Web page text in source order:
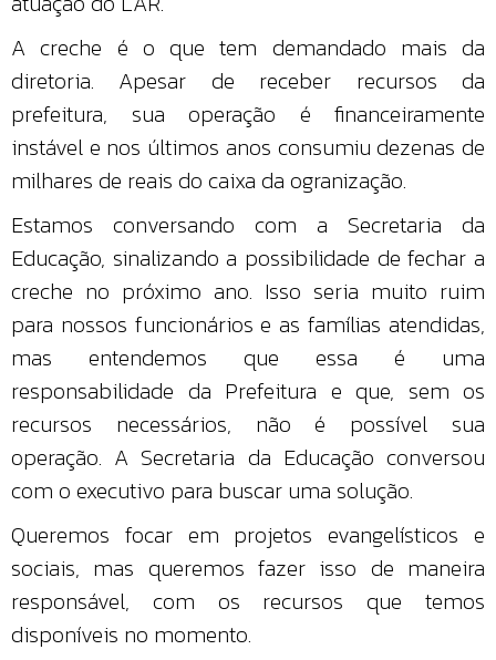
A creche é o que tem demandado mais da
diretoria. Apesar de receber recursos da
prefeitura, sua operação é financeiramente
instável e nos últimos anos consumiu dezenas de
milhares de reais do caixa da ogranização.
Estamos conversando com a Secretaria da
Educação, sinalizando a possibilidade de fechar a
creche no próximo ano. Isso seria muito ruim
para nossos funcionários e as famílias atendidas,
mas entendemos que essa é uma
responsabilidade da Prefeitura e que, sem os
recursos necessários, não é possível sua
operação. A Secretaria da Educação conversou
com o executivo para buscar uma solução.
Queremos focar em projetos evangelísticos e
sociais, mas queremos fazer isso de maneira
responsável, com os recursos que temos
disponíveis no momento.